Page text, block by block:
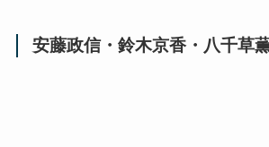
安藤政信・鈴木京香・八千草